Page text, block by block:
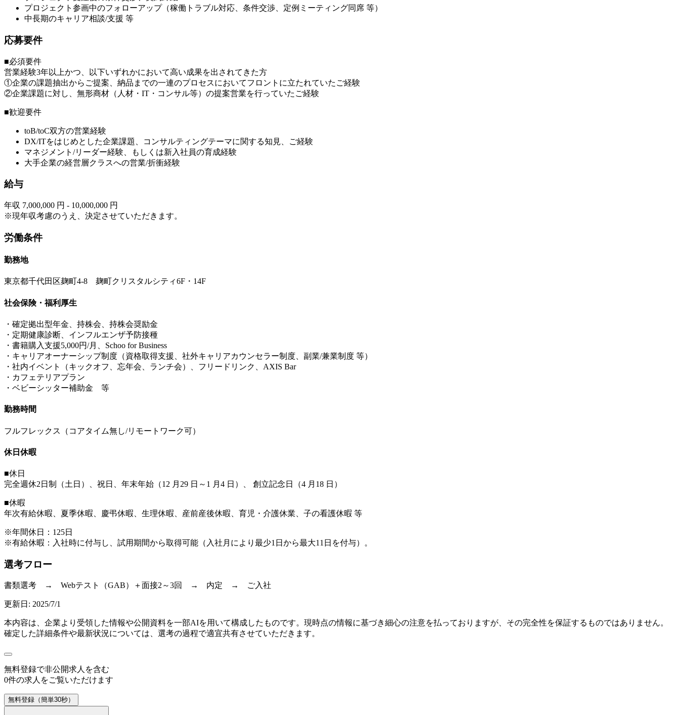
プロジェクト参画中のフォローアップ（稼働トラブル対応、条件交渉、定例ミーティング同席 等）
中長期のキャリア相談/支援 等
応募要件
■必須要件
営業経験3年以上かつ、以下いずれかにおいて高い成果を出されてきた方
①企業の課題抽出からご提案、納品までの一連のプロセスにおいてフロントに立たれていたご経験
②企業課題に対し、無形商材（人材・IT・コンサル等）の提案営業を行っていたご経験
■歓迎要件
toB/toC双方の営業経験
DX/ITをはじめとした企業課題、コンサルティングテーマに関する知見、ご経験
マネジメント/リーダー経験、もしくは新入社員の育成経験
大手企業の経営層クラスへの営業/折衝経験
給与
年収 7,000,000 円 - 10,000,000 円
※現年収考慮のうえ、決定させていただきます。
労働条件
勤務地
東京都千代田区麹町4-8 麹町クリスタルシティ6F・14F
社会保険・福利厚生
・確定拠出型年金、持株会、持株会奨励金
・定期健康診断、インフルエンザ予防接種
・書籍購入支援5,000円/月、Schoo for Business
・キャリアオーナーシップ制度（資格取得支援、社外キャリアカウンセラー制度、副業/兼業制度 等）
・社内イベント（キックオフ、忘年会、ランチ会）、フリードリンク、AXIS Bar
・カフェテリアプラン
・ベビーシッター補助金 等
勤務時間
フルフレックス（コアタイム無し/リモートワーク可）
休日休暇
■休日
完全週休2日制（土日）、祝日、年末年始（12 月29 日～1 月4 日）、 創立記念日（4 月18 日）
■休暇
年次有給休暇、夏季休暇、慶弔休暇、生理休暇、産前産後休暇、育児・介護休業、子の看護休暇 等
※年間休日：125日
※有給休暇：入社時に付与し、試用期間から取得可能（入社月により最少1日から最大11日を付与）。
選考フロー
書類選考 → Webテスト（GAB）＋面接2～3回 → 内定 → ご入社
更新日: 2025/7/1
本内容は、企業より受領した情報や公開資料を一部AIを用いて構成したものです。現時点の情報に基づき細心の注意を払っておりますが、その完全性を保証するものではありません。
確定した詳細条件や最新状況については、選考の過程で適宜共有させていただきます。
無料登録で非公開求人 を含む
0件の求人をご覧いただけます
無料登録（簡単30秒）